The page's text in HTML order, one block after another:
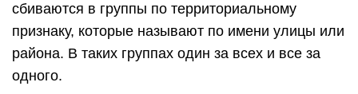
сбиваются в группы по территориальному
признаку, которые называют по имени улицы или
района. В таких группах один за всех и все за
одного.